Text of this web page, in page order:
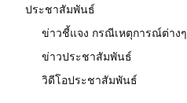
ประชาสัมพันธ์
ข่าวชี้แจง กรณีเหตุการณ์ต่างๆ
ข่าวประชาสัมพันธ์
วิดีโอประชาสัมพันธ์